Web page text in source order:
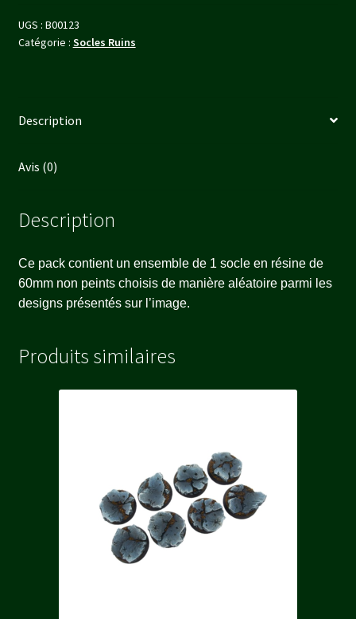
UGS : B00123
Catégorie : Socles Ruins
Description
Avis (0)
Description
Ce pack contient un ensemble de 1 socle en résine de
60mm non peints choisis de manière aléatoire parmi les
designs présentés sur l’image.
Produits similaires